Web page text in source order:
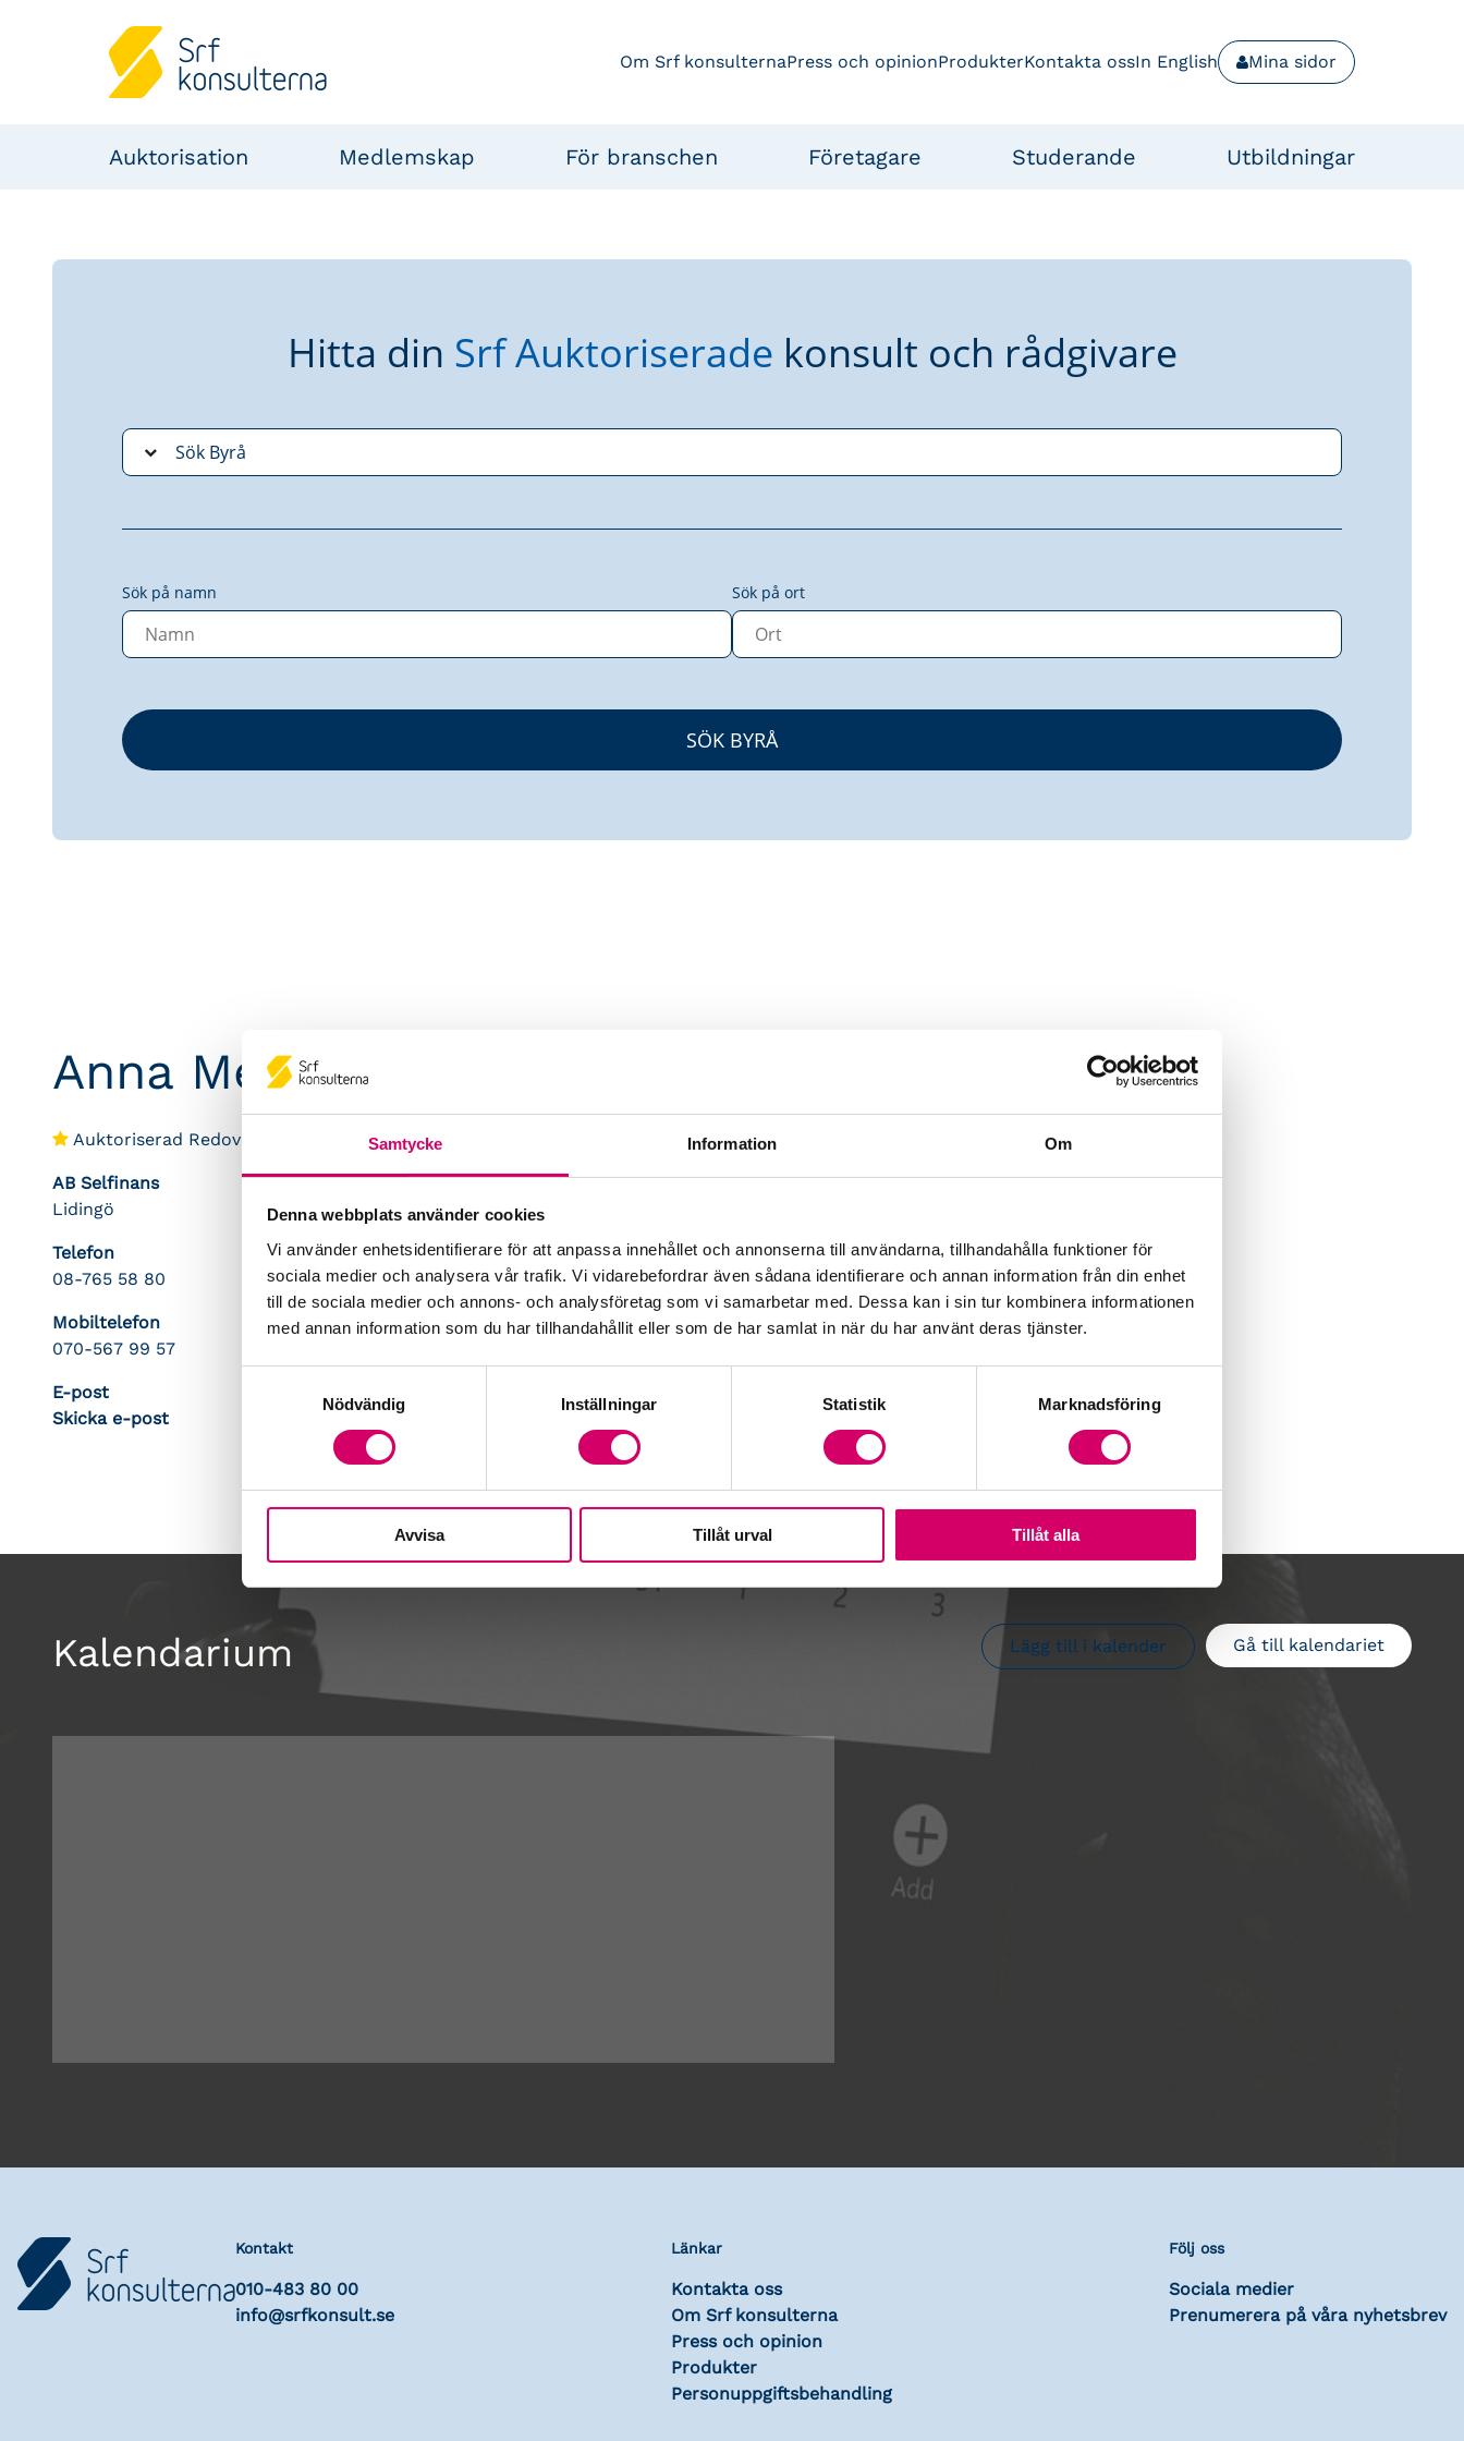
Samtycke Information Om
Denna webbplats använder cookies
Vi använder enhetsidentifierare för att anpassa innehållet och annonserna till användarna, tillhandahålla funktioner för
sociala medier och analysera vår trafik. Vi vidarebefordrar även sådana identifierare och annan information från din enhet
till de sociala medier och annons- och analysföretag som vi samarbetar med. Dessa kan i sin tur kombinera informationen
med annan information som du har tillhandahållit eller som de har samlat in när du har använt deras tjänster.
Nödvändig
Inställningar Statistik Marknadsföring
Avvisa Tillåt urval Tillåt alla
Om Srf konsulternaPress och opinionProdukterKontakta ossIn English Mina sidor
Auktorisation Medlemskap För branschen Företagare Studerande Utbildningar
Hitta din Srf Auktoriserade konsult och rådgivare
Sök på namn Sök på ort
Anna Messa
Auktoriserad Redovisningskonsult
AB Selfinans
Lidingö
Telefon
08-765 58 80
Mobiltelefon
070-567 99 57
E-post
Skicka e-post
Kalendarium Gå till kalendariet
Lägg till i kalender
Kontakt
010-483 80 00
info@srfkonsult.se
Länkar
Kontakta oss
Om Srf konsulterna
Press och opinion
Produkter
Personuppgiftsbehandling
Följ oss
Sociala medier
Prenumerera på våra nyhetsbrev